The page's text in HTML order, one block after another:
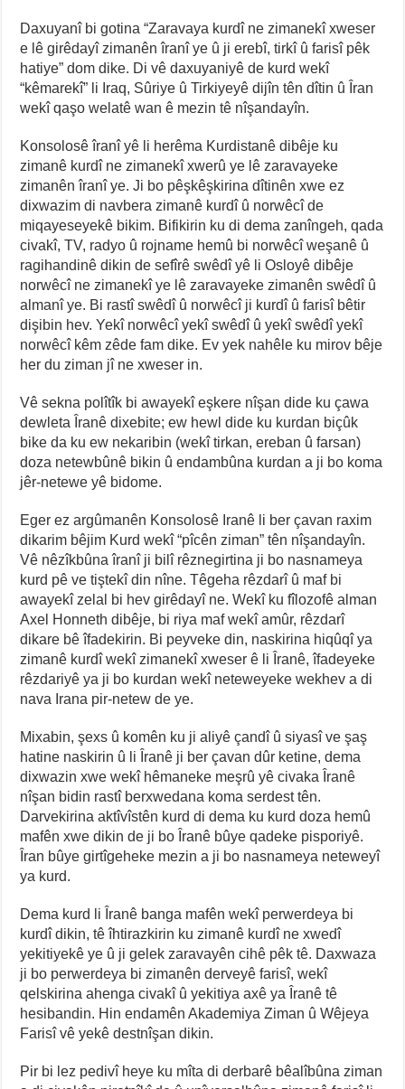
Daxuyanî bi gotina “Zaravaya kurdî ne zimanekî xweser
e lê girêdayî zimanên îranî ye û ji erebî, tirkî û farisî pêk
hatiye” dom dike. Di vê daxuyaniyê de kurd wekî
“kêmarekî” li Iraq, Sûriye û Tirkiyeyê dijîn tên dîtin û Îran
wekî qaşo welatê wan ê mezin tê nîşandayîn.
Konsolosê îranî yê li herêma Kurdistanê dibêje ku
zimanê kurdî ne zimanekî xwerû ye lê zaravayeke
zimanên îranî ye. Ji bo pêşkêşkirina dîtinên xwe ez
dixwazim di navbera zimanê kurdî û norwêcî de
miqayeseyekê bikim. Bifikirin ku di dema zanîngeh, qada
civakî, TV, radyo û rojname hemû bi norwêcî weşanê û
ragihandinê dikin de sefîrê swêdî yê li Osloyê dibêje
norwêcî ne zimanekî ye lê zaravayeke zimanên swêdî û
almanî ye. Bi rastî swêdî û norwêcî ji kurdî û farisî bêtir
dişibin hev. Yekî norwêcî yekî swêdî û yekî swêdî yekî
norwêcî kêm zêde fam dike. Ev yek nahêle ku mirov bêje
her du ziman jî ne xweser in.
Vê sekna polîtîk bi awayekî eşkere nîşan dide ku çawa
dewleta Îranê dixebite; ew hewl dide ku kurdan biçûk
bike da ku ew nekaribin (wekî tirkan, ereban û farsan)
doza netewbûnê bikin û endambûna kurdan a ji bo koma
jêr-netewe yê bidome.
Eger ez argûmanên Konsolosê Iranê li ber çavan raxim
dikarim bêjim Kurd wekî “pîcên ziman” tên nîşandayîn.
Vê nêzîkbûna îranî ji bilî rêznegirtina ji bo nasnameya
kurd pê ve tiştekî din nîne. Têgeha rêzdarî û maf bi
awayekî zelal bi hev girêdayî ne. Wekî ku fîlozofê alman
Axel Honneth dibêje, bi riya maf wekî amûr, rêzdarî
dikare bê îfadekirin. Bi peyveke din, naskirina hiqûqî ya
zimanê kurdî wekî zimanekî xweser ê li Îranê, îfadeyeke
rêzdariyê ya ji bo kurdan wekî neteweyeke wekhev a di
nava Irana pir-netew de ye.
Mixabin, şexs û komên ku ji aliyê çandî û siyasî ve şaş
hatine naskirin û li Îranê ji ber çavan dûr ketine, dema
dixwazin xwe wekî hêmaneke meşrû yê civaka Îranê
nîşan bidin rastî berxwedana koma serdest tên.
Darvekirina aktîvîstên kurd di dema ku kurd doza hemû
mafên xwe dikin de ji bo Îranê bûye qadeke pisporiyê.
Îran bûye girtîgeheke mezin a ji bo nasnameya neteweyî
ya kurd.
Dema kurd li Îranê banga mafên wekî perwerdeya bi
kurdî dikin, tê îhtirazkirin ku zimanê kurdî ne xwedî
yekitiyekê ye û ji gelek zaravayên cihê pêk tê. Daxwaza
ji bo perwerdeya bi zimanên derveyê farisî, wekî
qelskirina ahenga civakî û yekitiya axê ya Îranê tê
hesibandin. Hin endamên Akademiya Ziman û Wêjeya
Farisî vê yekê destnîşan dikin.
Pir bi lez pedivî heye ku mîta di derbarê bêalîbûna ziman